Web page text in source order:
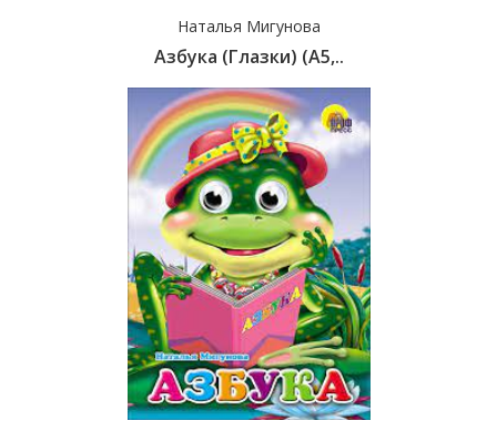
Наталья Мигунова
Азбука (глазки) (A5,..